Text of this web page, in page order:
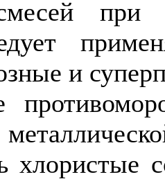
при
и